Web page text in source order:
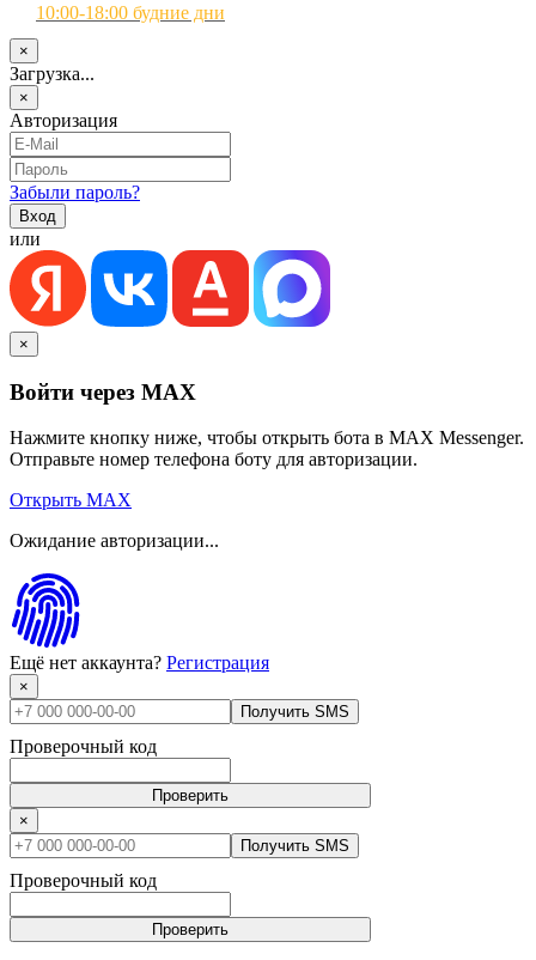
10:00-18:00 будние дни
×
Загрузка...
×
Авторизация
Забыли пароль?
или
×
Войти через MAX
Нажмите кнопку ниже, чтобы открыть бота в MAX Messenger.
Отправьте номер телефона боту для авторизации.
Открыть MAX
Ожидание авторизации...
Ещё нет аккаунта? Регистрация
×
Получить SMS
Проверочный код
Проверить
×
Получить SMS
Проверочный код
Проверить